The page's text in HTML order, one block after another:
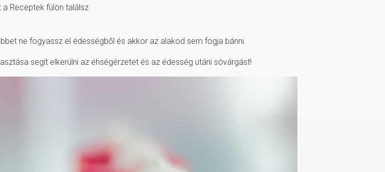
Receptek fülön találsz
ne fogyassz el édességből és akkor az alakod sem fogja bánni.
segít elkerülni az éhségérzetet és az édesség utáni sóvárgást!